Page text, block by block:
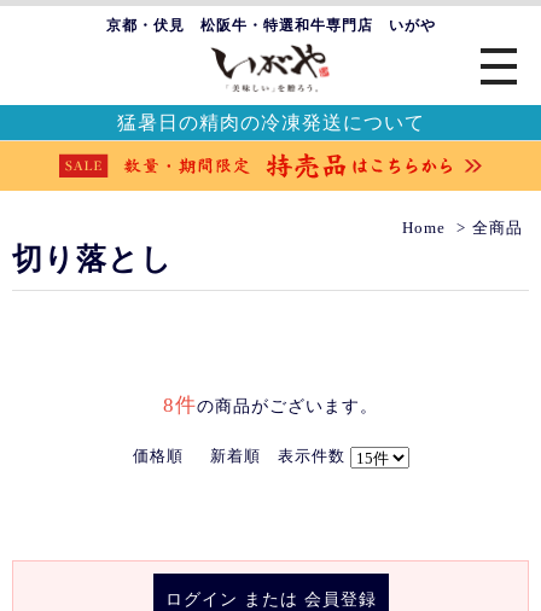
京都・伏見 松阪牛・特選和牛専門店 いがや
猛暑日の精肉の冷凍発送について
Home 全商品
切り落とし
8件の商品がございます。
価格順 新着順 表示件数
ログイン または 会員登録